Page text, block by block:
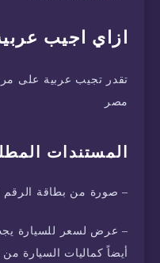
ازاي اجيب
مصر
المستندات
– صورة من بطاقة
– عرض لسعر للسيارة
أيضاً كماليات السيارة من